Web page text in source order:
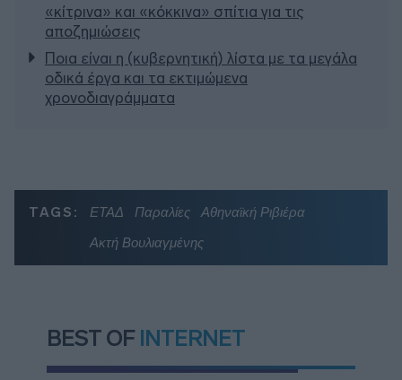
«κίτρινα» και «κόκκινα» σπίτια για τις
αποζημιώσεις
Ποια είναι η (κυβερνητική) λίστα με τα μεγάλα
οδικά έργα και τα εκτιμώμενα
χρονοδιαγράμματα
TAGS: ΕΤΑΔ Παραλίες
Αθηναϊκή Ριβιέρα
Ακτή Βουλιαγμένης
BEST OF INTERNET